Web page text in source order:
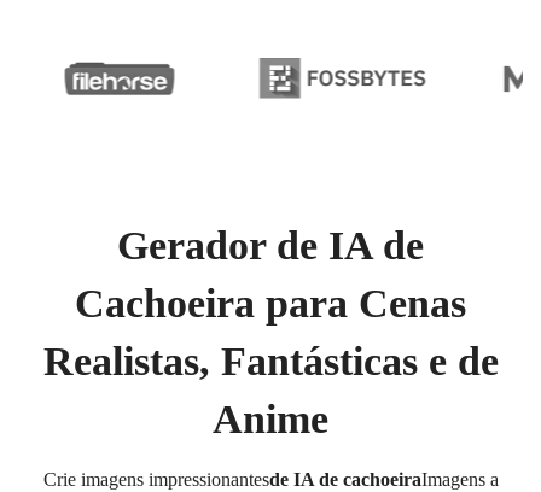
Gerador de IA de
Cachoeira para Cenas
Realistas, Fantásticas e de
Anime
Crie imagens impressionantesde IA de cachoeiraImagens a